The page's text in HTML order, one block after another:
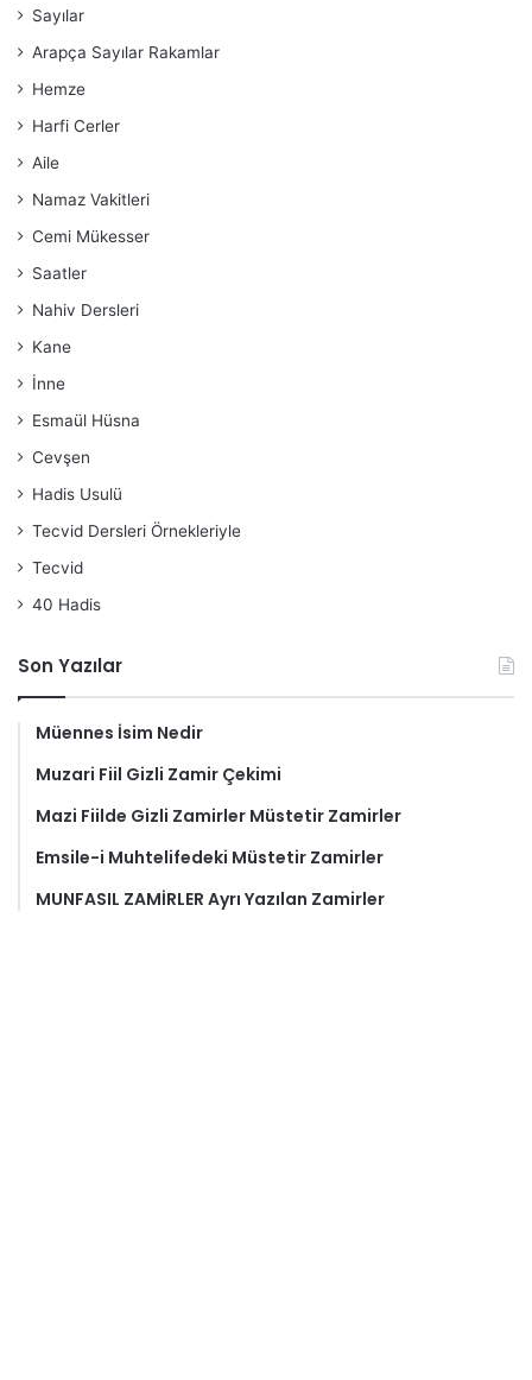
Sayılar
Arapça Sayılar Rakamlar
Hemze
Harfi Cerler
Aile
Namaz Vakitleri
Cemi Mükesser
Saatler
Nahiv Dersleri
Kane
İnne
Esmaül Hüsna
Cevşen
Hadis Usulü
Tecvid Dersleri Örnekleriyle
Tecvid
40 Hadis
Son Yazılar
Müennes İsim Nedir
Muzari Fiil Gizli Zamir Çekimi
Mazi Fiilde Gizli Zamirler Müstetir Zamirler
Emsile-i Muhtelifedeki Müstetir Zamirler
MUNFASIL ZAMİRLER Ayrı Yazılan Zamirler